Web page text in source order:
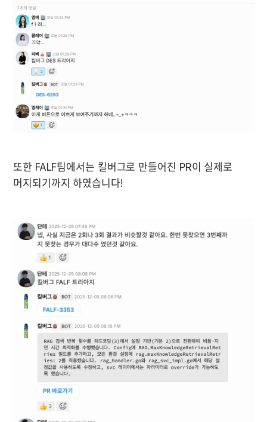
또한 FALF팀에서는 킬버그로 만들어진 PR이 실제로
머지되기까지 하였습니다!